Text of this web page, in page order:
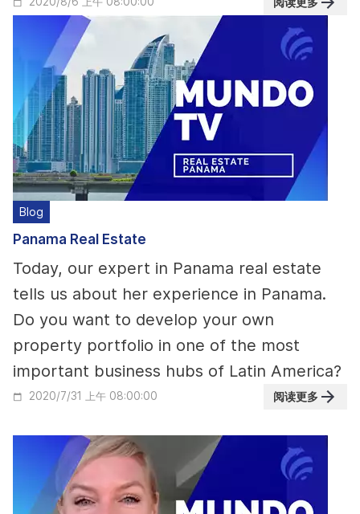
Blog
Panama Real Estate
Today, our expert in Panama real estate
tells us about her experience in Panama.
Do you want to develop your own
property portfolio in one of the most
important business hubs of Latin America?
2020/7/31 上午 08:00:00 阅读更多